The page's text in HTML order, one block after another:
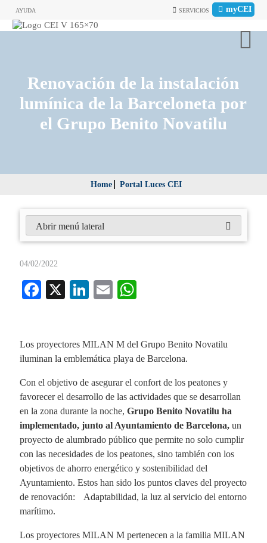
AYUDA myCEI
SERVICIOS
Renovación de la instalación
lumínica de la Barceloneta por
el Grupo Benito Novatilu
Home Portal Luces CEI
04/02/2022
Fa
ok
X
Li
In
E
A
pp
Los proyectores MILAN M del Grupo Benito Novatilu
iluminan la emblemática playa de Barcelona.
Con el objetivo de asegurar el confort de los peatones y
favorecer el desarrollo de las actividades que se desarrollan
en la zona durante la noche, Grupo Benito Novatilu ha
implementado, junto al Ayuntamiento de Barcelona,un
proyecto de alumbrado público que permite no solo cumplir
con las necesidades de los peatones, sino también con los
objetivos de ahorro energético y sostenibilidad del
Ayuntamiento. Estos han sido los puntos claves del proyecto
de renovación: Adaptabilidad, la luz al servicio del entorno
marítimo.
Los proyectores MILAN M pertenecen a la familia MILAN
Abrir menú lateral